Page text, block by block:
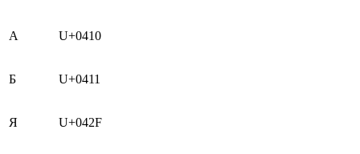
А U+0410
Б U+0411
Я U+042F